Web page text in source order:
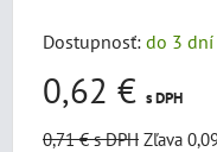
Dostupnosť: do 3 dní
0,62 € s DPH
0,71 €s DPH Zľava